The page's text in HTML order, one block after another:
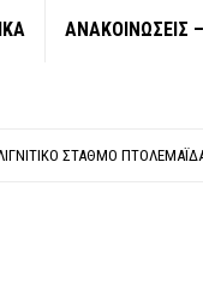
ΑΝΑΚΟΙΝΩΣΕΙΣ
ΛΙΓΝΙΤΙΚΌ ΣΤΑΘΜΌ